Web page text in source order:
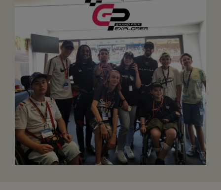
FAIRE UN DON
ASSURANCE VIE/LEGS
ESPACE PRESSE
JE DEVIENS
BÉNÉVOLE
DEVENIR
UN PETIT PRINCE